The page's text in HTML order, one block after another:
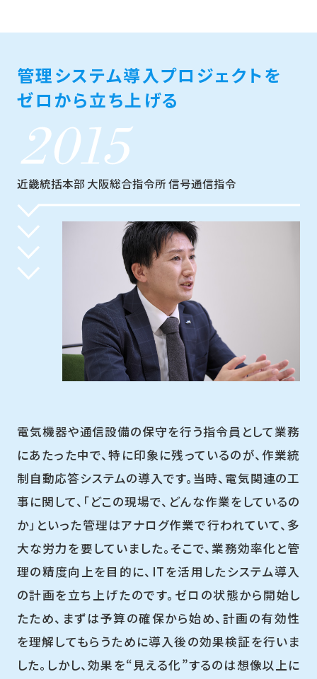
管理システム導入プロジェクトを
ゼロから立ち上げる
近畿統括本部 大阪総合指令所 信号通信指令
電気機器や通信設備の保守を行う指令員として業務
にあたった中で、特に印象に残っているのが、作業統
制自動応答システムの導入です。当時、電気関連の工
事に関して、「どこの現場で、どんな作業をしているの
か」といった管理はアナログ作業で行われていて、多
大な労力を要していました。そこで、業務効率化と管
理の精度向上を目的に、ITを活用したシステム導入
の計画を立ち上げたのです。ゼロの状態から開始し
たため、まずは予算の確保から始め、計画の有効性
を理解してもらうために導入後の効果検証を行いま
した。しかし、効果を“見える化”するのは想像以上に